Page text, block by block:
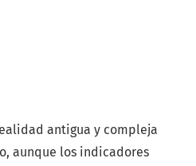
antigua y compleja
aunque los indicadores